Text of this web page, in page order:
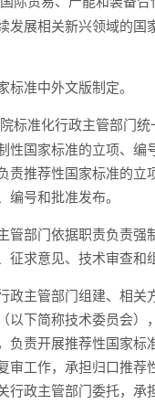
发展相关新兴领域的国
标准中外文版制定。
标准化行政主管部门
性国家标准的立项、编
责推荐性国家标准的立
编号和批准发布。
管部门依据职责负责强
征求意见、技术审查和
政主管部门组建、相关
以下简称技术委员会）
负责开展推荐性国家标
审工作，承担归口推荐
行政主管部门委托，承